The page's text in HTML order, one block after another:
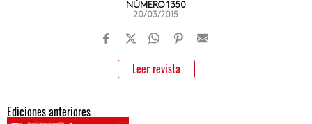
NÚMERO 1350
20/03/2015
Leer revista
Ediciones anteriores